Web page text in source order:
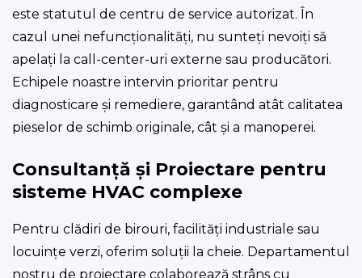
este statutul de centru de service autorizat. În
cazul unei nefuncționalități, nu sunteți nevoiți să
apelați la call-center-uri externe sau producători.
Echipele noastre intervin prioritar pentru
diagnosticare și remediere, garantând atât calitatea
pieselor de schimb originale, cât și a manoperei.
Consultanță și Proiectare pentru
sisteme HVAC complexe
Pentru clădiri de birouri, facilități industriale sau
locuințe verzi, oferim soluții la cheie. Departamentul
nostru de proiectare colaborează strâns cu